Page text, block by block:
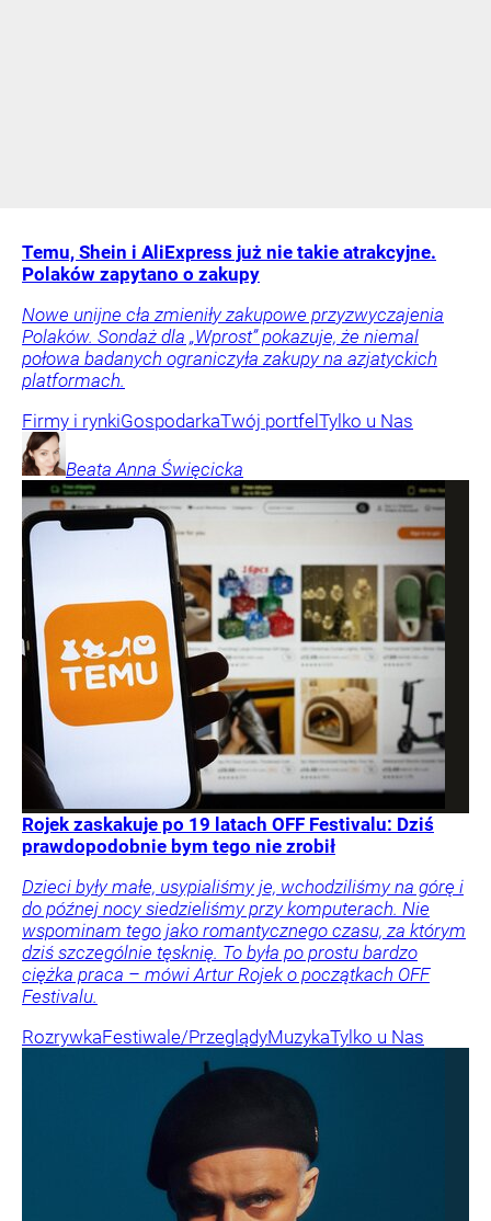
Temu, Shein i AliExpress już nie takie atrakcyjne.
Polaków zapytano o zakupy
Nowe unijne cła zmieniły zakupowe przyzwyczajenia
Polaków. Sondaż dla „Wprost” pokazuje, że niemal
połowa badanych ograniczyła zakupy na azjatyckich
platformach.
Firmy i rynkiGospodarkaTwój portfelTylko u Nas
Beata Anna Święcicka
Rojek zaskakuje po 19 latach OFF Festivalu: Dziś
prawdopodobnie bym tego nie zrobił
Dzieci były małe, usypialiśmy je, wchodziliśmy na górę i
do późnej nocy siedzieliśmy przy komputerach. Nie
wspominam tego jako romantycznego czasu, za którym
dziś szczególnie tęsknię. To była po prostu bardzo
ciężka praca – mówi Artur Rojek o początkach OFF
Festivalu.
RozrywkaFestiwale/PrzeglądyMuzykaTylko u Nas